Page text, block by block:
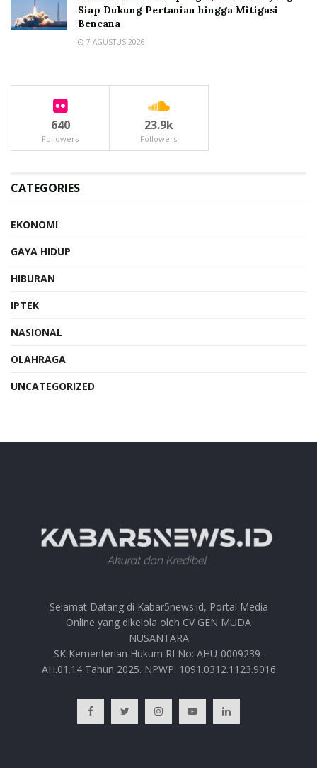
Siap Dukung Pertanian hingga Mitigasi
Bencana
7 AGUSTUS 2026
640
Followers
23.9k
Followers
CATEGORIES
EKONOMI
GAYA HIDUP
HIBURAN
IPTEK
NASIONAL
OLAHRAGA
UNCATEGORIZED
Selamat Datang di Kabar5news.id, Portal Media
Online yang dikelola oleh CV GEN MUDA
NUSANTARA
SK Kementerian Hukum RI No: AHU-0009239-
AH.01.14 Tahun 2025. NPWP: 1091.0312.1123.9016